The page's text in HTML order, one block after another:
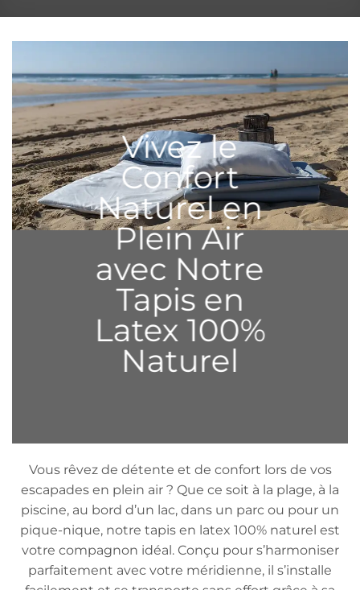
___
Vivez le
Confort
Naturel en
Plein Air
avec Notre
Tapis en
Latex 100%
Naturel
Vous rêvez de détente et de confort lors de vos
escapades en plein air ? Que ce soit à la plage, à la
piscine, au bord d’un lac, dans un parc ou pour un
pique-nique, notre tapis en latex 100% naturel est
votre compagnon idéal. Conçu pour s’harmoniser
parfaitement avec votre méridienne, il s’installe